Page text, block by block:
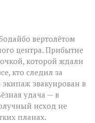
вертолётом
центра. Прибытие
которой ждали
кто следил за
эвакуирован в
удача — в
исход не
планах.